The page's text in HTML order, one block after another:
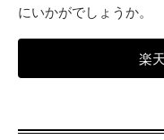
にいかがでしょうか。
楽